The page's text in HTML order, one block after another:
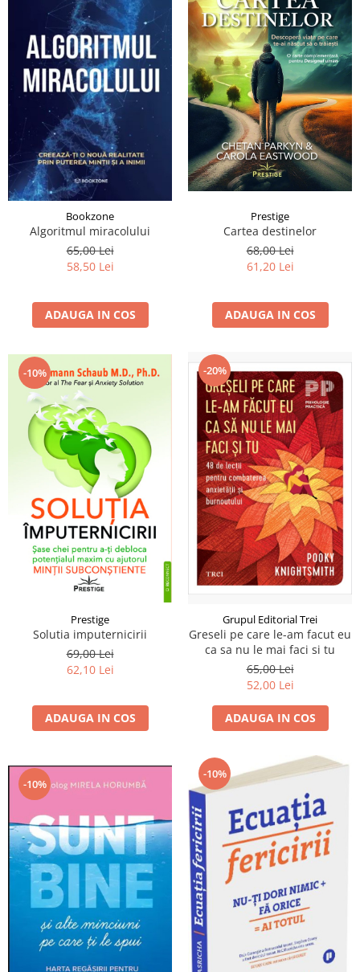
Bookzone
Algoritmul miracolului
65,00 Lei
58,50 Lei
ADAUGA IN COS
Prestige
Cartea destinelor
68,00 Lei
61,20 Lei
ADAUGA IN COS
-10%
Prestige
Solutia imputernicirii
69,00 Lei
62,10 Lei
ADAUGA IN COS
-20%
Grupul Editorial Trei
Greseli pe care le-am facut eu
ca sa nu le mai faci si tu
65,00 Lei
52,00 Lei
ADAUGA IN COS
-10%
-10%